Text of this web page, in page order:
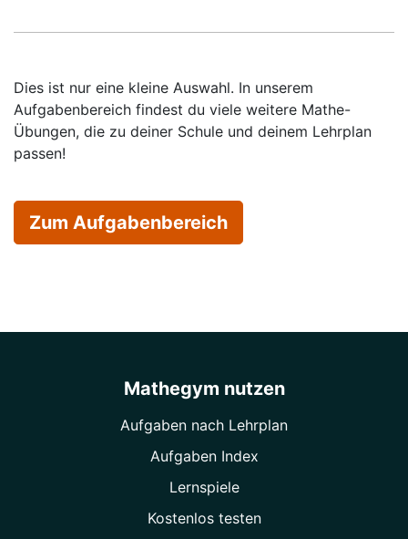
Dies ist nur eine kleine Auswahl. In unserem
Aufgabenbereich findest du viele weitere Mathe-
Übungen, die zu deiner Schule und deinem Lehrplan
passen!
Zum Aufgabenbereich
Mathegym nutzen
Aufgaben nach Lehrplan
Aufgaben Index
Lernspiele
Kostenlos testen